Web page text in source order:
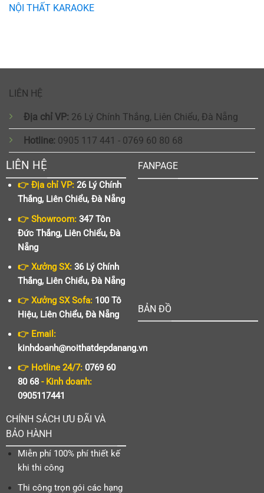
NỘI THẤT KARAOKE
LIÊN HỆ
Địa chỉ VP: 26 Lý Chính Thắng, Liên Chiểu, Đà Nẵng
Hotline: 0905 117 441 - 0769 60 80 68
LIÊN HỆ
👉 Địa chỉ VP:26 Lý Chính
Thắng, Liên Chiểu, Đà Nẵng
👉 Showroom:347 Tôn
Đức Thắng, Liên Chiểu, Đà
Nẵng
👉 Xưởng SX:36 Lý Chính
Thắng, Liên Chiểu, Đà Nẵng
👉 Xưởng SX Sofa:100 Tô
Hiệu, Liên Chiểu, Đà Nẵng
👉 Email:
kinhdoanh@noithatdepdanang.vn
👉 Hotline 24/7:0769 60
80 68- Kinh doanh:
0905117441
CHÍNH SÁCH ƯU ĐÃI VÀ
BẢO HÀNH
Miễn phí 100% phí thiết kế
khi thi công
Thi công trọn gói các hạng
FANPAGE
BẢN ĐỒ